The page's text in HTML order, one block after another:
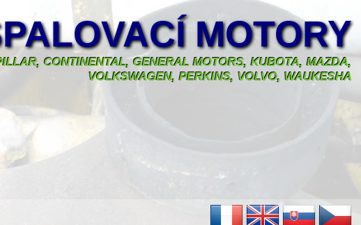
MOTORY
CONTINENTAL, GENERAL MOTORS, KUBOTA, MAZDA,
VOLKSWAGEN, PERKINS, VOLVO, WAUKESHA